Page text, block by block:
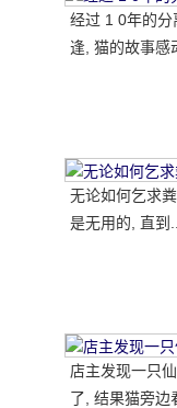
经过 1 0年的分
逢, 猫的故事感
无论如何乞求
是无用的, 直到
店主发现一只
了, 结果猫旁边